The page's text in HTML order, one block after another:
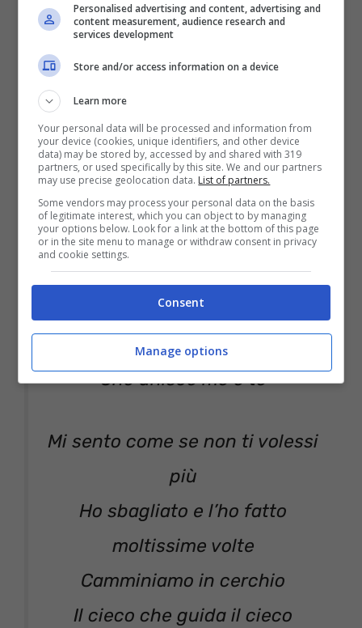
Traduzione
Qualcosa si è mosso sotto la
nostra porta
Il silenzio striscia lungo il
pavimento
Fa male, come un sasso nella
mia scarpa
Qualche agente chimico sta
sciogliendo la colla
Che unisce me e te
Mi sento come se non ti volessi
più
Ho sbagliato e l’ho fatto
moltissime volte
Camminiamo in cerchio
Il cieco che guida il cieco
Personalised advertising and content, advertising and
content measurement, audience research and
services development
Store and/or access information on a device
Learn more
Your personal data will be processed and information from
your device (cookies, unique identifiers, and other device
data) may be stored by, accessed by and shared with 319
partners, or used specifically by this site. We and our partners
may use precise geolocation data. List of partners.
Some vendors may process your personal data on the basis
of legitimate interest, which you can object to by managing
your options below. Look for a link at the bottom of this page
or in the site menu to manage or withdraw consent in privacy
and cookie settings.
Consent
Manage options